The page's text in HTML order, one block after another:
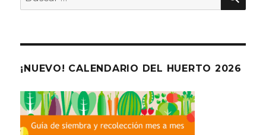
por:
¡NUEVO! CALENDARIO DEL HUERTO 2026